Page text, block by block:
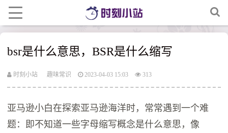
bsr是什么意思，BSR是什么缩写
时刻小站 趣味常识 2023-04-03 15:03 313
亚马逊小白在探索亚马逊海洋时，常常遇到一个难
题：即不知道一些字母缩写概念是什么意思，像